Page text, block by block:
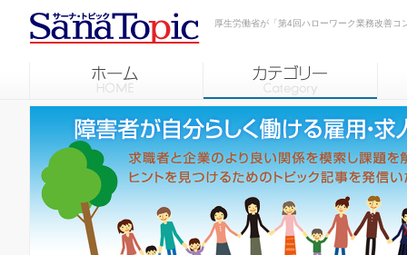
厚生労働省が「第4回ハローワーク業務改善